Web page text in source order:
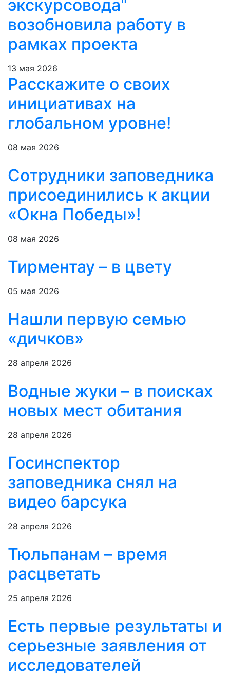
экскурсовода"
возобновила работу в
рамках проекта
13 мая 2026
Расскажите о своих
инициативах на
глобальном уровне!
08 мая 2026
Сотрудники заповедника
присоединились к акции
«Окна Победы»!
08 мая 2026
Тирментау – в цвету
05 мая 2026
Нашли первую семью
«дичков»
28 апреля 2026
Водные жуки – в поисках
новых мест обитания
28 апреля 2026
Госинспектор
заповедника снял на
видео барсука
28 апреля 2026
Тюльпанам – время
расцветать
25 апреля 2026
Есть первые результаты и
серьезные заявления от
исследователей